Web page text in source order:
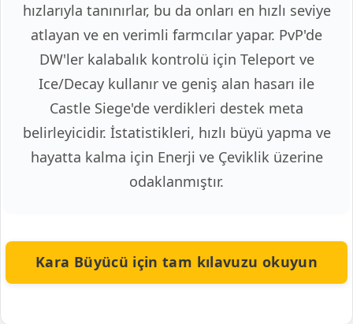
hızlarıyla tanınırlar, bu da onları en hızlı seviye
atlayan ve en verimli farmcılar yapar. PvP'de
DW'ler kalabalık kontrolü için Teleport ve
Ice/Decay kullanır ve geniş alan hasarı ile
Castle Siege'de verdikleri destek meta
belirleyicidir. İstatistikleri, hızlı büyü yapma ve
hayatta kalma için Enerji ve Çeviklik üzerine
odaklanmıştır.
Kara Büyücü için tam kılavuzu okuyun